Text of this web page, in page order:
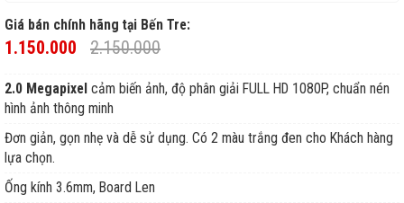
Giá bán chính hãng tại Bến Tre:
1.150.000 2.150.000
2.0 Megapixel cảm biến ảnh, độ phân giải FULL HD 1080P, chuẩn nén
hình ảnh thông minh
Đơn giản, gọn nhẹ và dễ sử dụng. Có 2 màu trắng đen cho Khách hàng
lựa chọn.
Ống kính 3.6mm, Board Len